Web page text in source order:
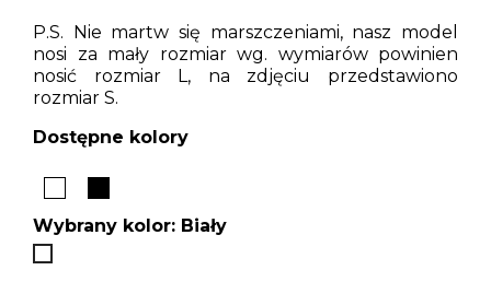
P.S. Nie martw się marszczeniami, nasz model
nosi za mały rozmiar wg. wymiarów powinien
nosić rozmiar L, na zdjęciu przedstawiono
rozmiar S.
Dostępne kolory
Wybrany kolor: Biały